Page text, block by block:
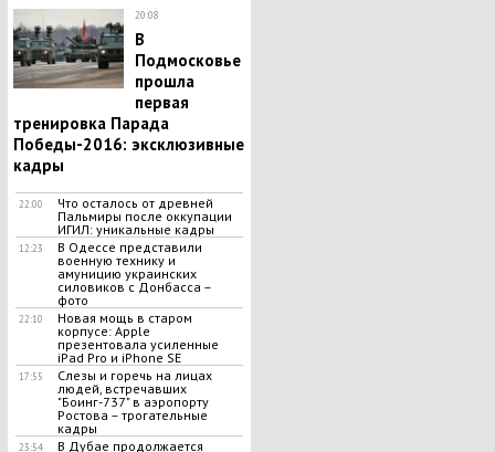
20:08
В
Подмосковье
прошла
первая
тренировка Парада
Победы-2016: эксклюзивные
кадры
22:00
Что осталось от древней
Пальмиры после оккупации
ИГИЛ: уникальные кадры
12:23
В Одессе представили
военную технику и
амуницию украинских
силовиков с Донбасса –
фото
22:10
Новая мощь в старом
корпусе: Apple
презентовала усиленные
iPad Pro и iPhone SE
17:55
Слезы и горечь на лицах
людей, встречавших
"Боинг-737" в аэропорту
Ростова – трогательные
кадры
23:54
В Дубае продолжается